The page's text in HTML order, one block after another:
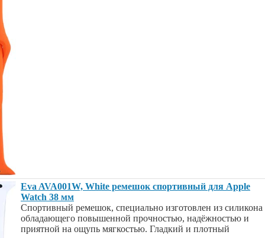
Eva AVA001W, White ремешок спортивный для Apple
Watch 38 мм
Спортивный ремешок, специально изготовлен из силикона
обладающего повышенной прочностью, надёжностью и
приятной на ощупь мягкостью. Гладкий и плотный